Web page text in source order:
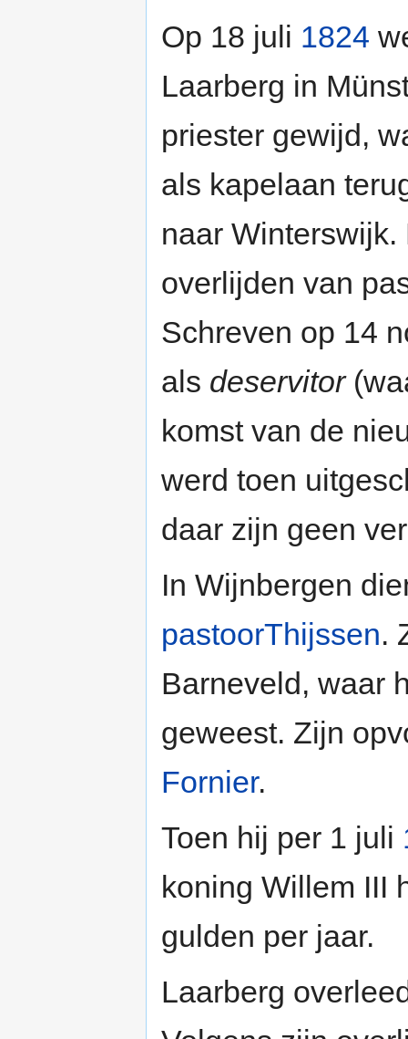
Op 18 juli 1824
Laarberg in
priester gewijd,
als kapelaan
naar Winterswijk.
overlijden van
Schreven op 14
als deservitor
komst van de
werd toen
daar zijn geen
In Wijnbergen
pastoorThijssen.
Barneveld, waar
geweest. Zijn
Fornier.
Toen hij per 1 juli
koning Willem III
gulden per jaar.
Laarberg